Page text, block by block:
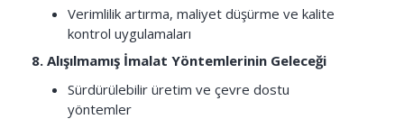
Verimlilik artırma, maliyet düşürme ve kalite
kontrol uygulamaları
8. Alışılmamış İmalat Yöntemlerinin Geleceği
Sürdürülebilir üretim ve çevre dostu
yöntemler